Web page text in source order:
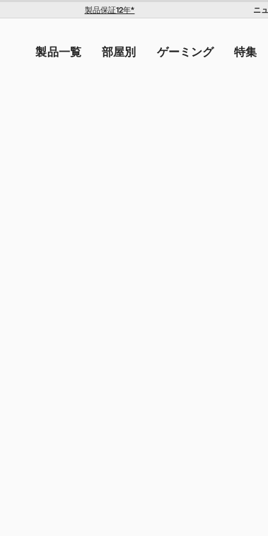
The Americas
Canada ($)
製品保証12年* ニ
ください。
製品一覧 部屋別 ゲーミング 特集